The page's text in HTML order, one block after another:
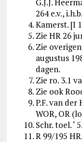
264 e.v.,
Kamerst. [I
Zie HR 26
Zie
augustus
dagen.
Zie ro. 3.1
Zie ook
P.F. van der
WOR, OR
Schr. toel. ‘
R 99/195 HR.